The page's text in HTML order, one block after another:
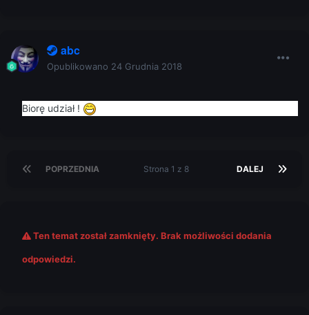
abc
Opublikowano 24 Grudnia 2018
Biorę udział !
POPRZEDNIA DALEJ
Strona 1 z 8
Ten temat został zamknięty. Brak możliwości dodania
odpowiedzi.